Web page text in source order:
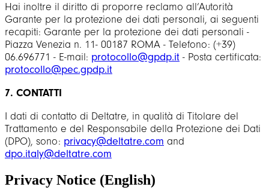
Hai inoltre il diritto di proporre reclamo all’Autorità
Garante per la protezione dei dati personali, ai seguenti
recapiti: Garante per la protezione dei dati personali -
Piazza Venezia n. 11- 00187 ROMA - Telefono: (+39)
06.696771 - E-mail: protocollo@gpdp.it - Posta certificata:
protocollo@pec.gpdp.it
7. CONTATTI
I dati di contatto di Deltatre, in qualità di Titolare del
Trattamento e del Responsabile della Protezione dei Dati
(DPO), sono: privacy@deltatre.com and
dpo.italy@deltatre.com
Privacy Notice (English)